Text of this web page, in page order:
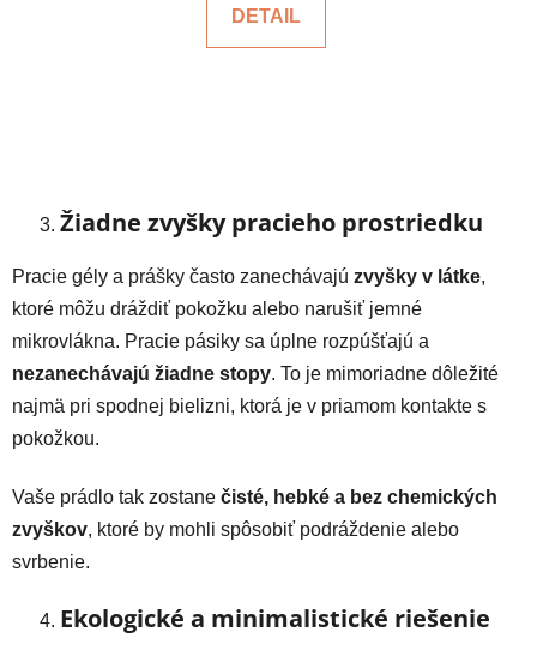
DETAIL
Žiadne zvyšky pracieho prostriedku
Pracie gély a prášky často zanechávajú zvyšky v látke,
ktoré môžu dráždiť pokožku alebo narušiť jemné
mikrovlákna. Pracie pásiky sa úplne rozpúšťajú a
nezanechávajú žiadne stopy. To je mimoriadne dôležité
najmä pri spodnej bielizni, ktorá je v priamom kontakte s
pokožkou.
Vaše prádlo tak zostane čisté, hebké a bez chemických
zvyškov, ktoré by mohli spôsobiť podráždenie alebo
svrbenie.
Ekologické a minimalistické riešenie